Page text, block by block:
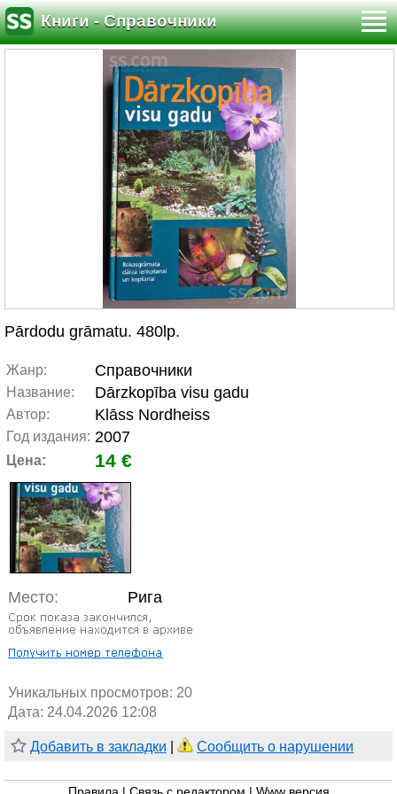
Книги - Справочники
Pārdodu grāmatu. 480lp.
Жанр: Справочники
Название: Dārzkopība visu gadu
Автор: Klāss Nordheiss
Год издания: 2007
Цена: 14 €
Место: Рига
Уникальных просмотров: 20
Дата: 24.04.2026 12:08
Добавить в закладки Сообщить о нарушении